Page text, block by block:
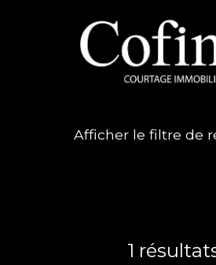
Afficher le filtre de
1